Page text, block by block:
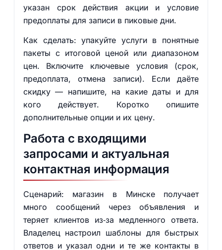
указан срок действия акции и условие
предоплаты для записи в пиковые дни.
Как сделать: упакуйте услуги в понятные
пакеты с итоговой ценой или диапазоном
цен. Включите ключевые условия (срок,
предоплата, отмена записи). Если даёте
скидку — напишите, на какие даты и для
кого действует. Коротко опишите
дополнительные опции и их цену.
Работа с входящими
запросами и актуальная
контактная информация
Сценарий: магазин в Минске получает
много сообщений через объявления и
теряет клиентов из‑за медленного ответа.
Владелец настроил шаблоны для быстрых
ответов и указал одни и те же контакты в